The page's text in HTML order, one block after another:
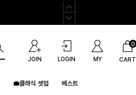
JOIN LOGIN MY CART
0
💼클래식 셋업 베스트